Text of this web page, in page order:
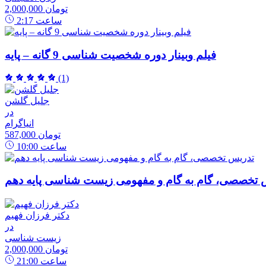
2,000,000 تومان
2:17 ساعت
فیلم وبینار دوره شخصیت شناسی 9 گانه – پایه
(1)
جلیل گلشن
در
انیاگرام
587,000 تومان
10:00 ساعت
تخصصی، گام به گام و مفهومی زیست شناسی پایه دهم
دکتر فرزان فهیم
در
زیست شناسی
2,000,000 تومان
21:00 ساعت